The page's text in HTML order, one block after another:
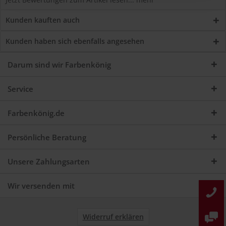
Kunden kauften auch
Kunden haben sich ebenfalls angesehen
Darum sind wir Farbenkönig
Service
Farbenkönig.de
Persönliche Beratung
Unsere Zahlungsarten
Wir versenden mit
Widerruf erklären